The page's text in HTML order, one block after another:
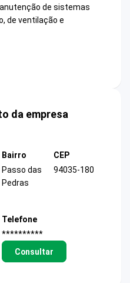
de sistemas
de ventilação e
da empresa
Bairro
Passo das
Pedras
CEP
94035-180
Telefone
**********
Consultar